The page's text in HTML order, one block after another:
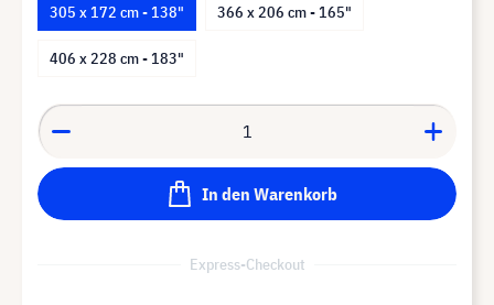
305 x 172 cm - 138" 366 x 206 cm - 165"
406 x 228 cm - 183"
In den Warenkorb
Express-Checkout